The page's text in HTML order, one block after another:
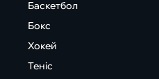
Баскетбол
Бокс
Хокей
Теніс